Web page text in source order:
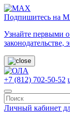
Подпишитесь на
Узнайте первыми
+7 (812) 702-50-52
Личный кабинет